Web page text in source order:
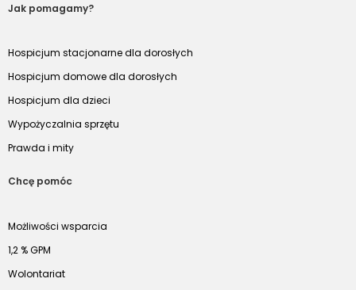
Jak pomagamy?
Hospicjum stacjonarne dla dorosłych
Hospicjum domowe dla dorosłych
Hospicjum dla dzieci
Wypożyczalnia sprzętu
Prawda i mity
Chcę pomóc
Możliwości wsparcia
1,2 % GPM
Wolontariat